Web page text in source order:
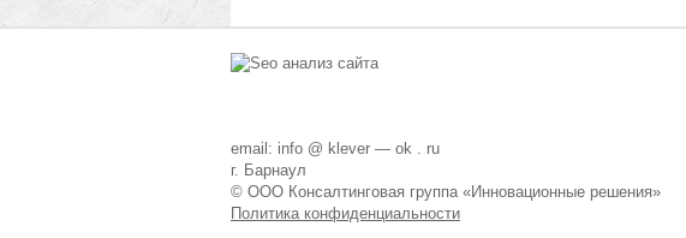
email: info @ klever — ok . ru
г. Барнаул
© ООО Консалтинговая группа «Инновационные решения»
Политика конфиденциальности